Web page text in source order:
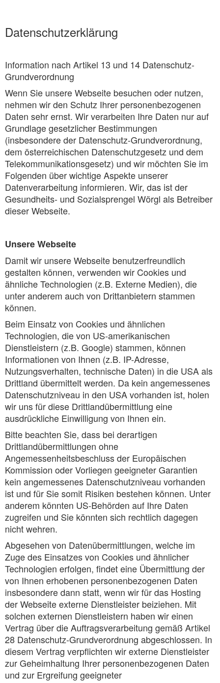
Datenschutzerklärung
Information nach Artikel 13 und 14 Datenschutz-
Grundverordnung
Wenn Sie unsere Webseite besuchen oder nutzen,
nehmen wir den Schutz Ihrer personenbezogenen
Daten sehr ernst. Wir verarbeiten Ihre Daten nur auf
Grundlage gesetzlicher Bestimmungen
(insbesondere der Datenschutz-Grundverordnung,
dem österreichischen Datenschutzgesetz und dem
Telekommunikationsgesetz) und wir möchten Sie im
Folgenden über wichtige Aspekte unserer
Datenverarbeitung informieren. Wir, das ist der
Gesundheits- und Sozialsprengel Wörgl als Betreiber
dieser Webseite.
Unsere Webseite
Damit wir unsere Webseite benutzerfreundlich
gestalten können, verwenden wir Cookies und
ähnliche Technologien (z.B. Externe Medien), die
unter anderem auch von Drittanbietern stammen
können.
Beim Einsatz von Cookies und ähnlichen
Technologien, die von US-amerikanischen
Dienstleistern (z.B. Google) stammen, können
Informationen von Ihnen (z.B. IP-Adresse,
Nutzungsverhalten, technische Daten) in die USA als
Drittland übermittelt werden. Da kein angemessenes
Datenschutzniveau in den USA vorhanden ist, holen
wir uns für diese Drittlandübermittlung eine
ausdrückliche Einwilligung von Ihnen ein.
Bitte beachten Sie, dass bei derartigen
Drittlandübermittlungen ohne
Angemessenheitsbeschluss der Europäischen
Kommission oder Vorliegen geeigneter Garantien
kein angemessenes Datenschutzniveau vorhanden
ist und für Sie somit Risiken bestehen können. Unter
anderem könnten US-Behörden auf Ihre Daten
zugreifen und Sie könnten sich rechtlich dagegen
nicht wehren.
Abgesehen von Datenübermittlungen, welche im
Zuge des Einsatzes von Cookies und ähnlicher
Technologien erfolgen, findet eine Übermittlung der
von Ihnen erhobenen personenbezogenen Daten
insbesondere dann statt, wenn wir für das Hosting
der Webseite externe Dienstleister beiziehen. Mit
solchen externen Dienstleistern haben wir einen
Vertrag über die Auftragsverarbeitung gemäß Artikel
28 Datenschutz-Grundverordnung abgeschlossen. In
diesem Vertrag verpflichten wir externe Dienstleister
zur Geheimhaltung Ihrer personenbezogenen Daten
und zur Ergreifung geeigneter